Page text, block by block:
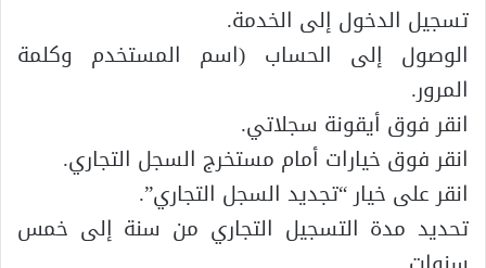
تسجيل الدخول إلى الخدمة.
الوصول إلى الحساب (اسم المستخدم وكلمة
المرور.
انقر فوق أيقونة سجلاتي.
انقر فوق خيارات أمام مستخرج السجل التجاري.
انقر على خيار “تجديد السجل التجاري”.
تحديد مدة التسجيل التجاري من سنة إلى خمس